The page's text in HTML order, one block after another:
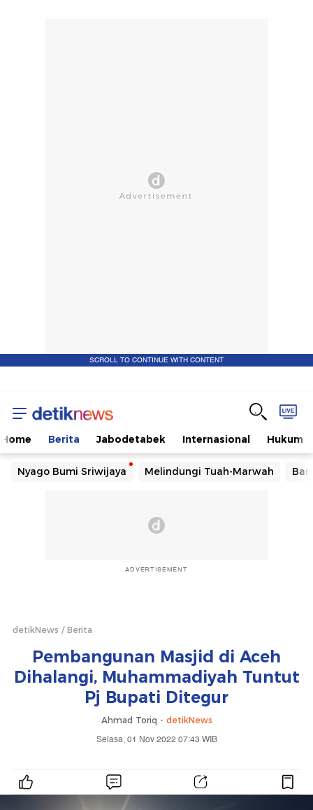
SCROLL TO CONTINUE WITH CONTENT
Home Berita Jabodetabek Internasional Hukum
Nyago Bumi Sriwijaya Melindungi Tuah-Marwah
ADVERTISEMENT
detikNews Berita
Pembangunan Masjid di Aceh
Dihalangi, Muhammadiyah Tuntut
Pj Bupati Ditegur
Ahmad Toriq - detikNews
Selasa, 01 Nov 2022 07:43 WIB